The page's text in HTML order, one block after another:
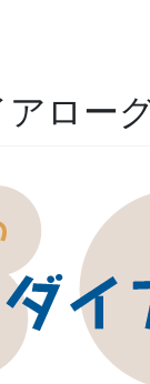
アロー